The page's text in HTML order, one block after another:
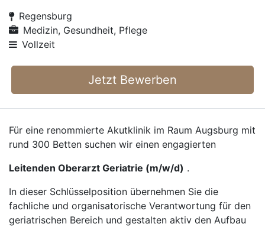
Regensburg
Medizin, Gesundheit, Pflege
Vollzeit
Jetzt Bewerben
Für eine renommierte Akutklinik im Raum Augsburg mit
rund 300 Betten suchen wir einen engagierten
Leitenden Oberarzt Geriatrie (m/w/d) .
In dieser Schlüsselposition übernehmen Sie die
fachliche und organisatorische Verantwortung für den
geriatrischen Bereich und gestalten aktiv den Aufbau